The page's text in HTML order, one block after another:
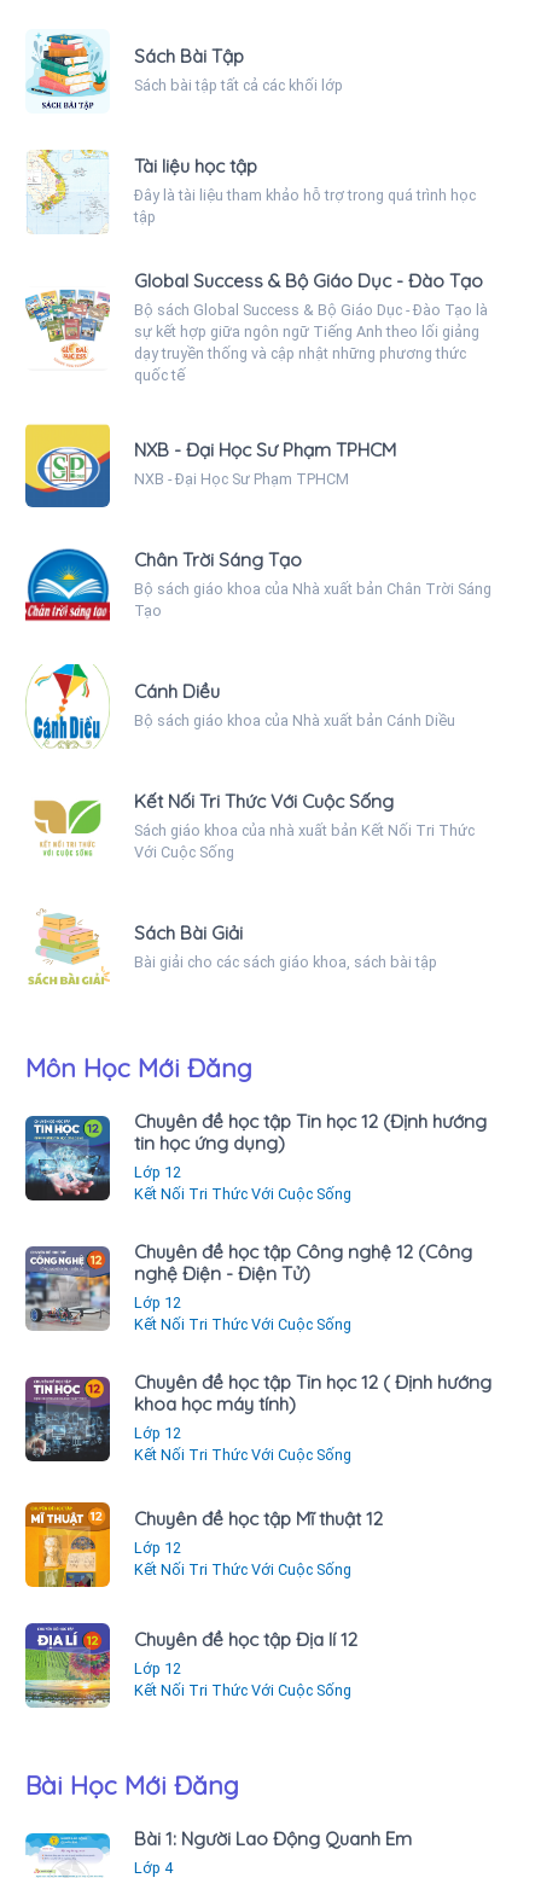
Sách Bài Tập
Sách bài tập tất cả các khối lớp
Tài liệu học tập
Đây là tài liệu tham khảo hỗ trợ trong quá trình học
tập
Global Success & Bộ Giáo Dục - Đào Tạo
Bộ sách Global Success & Bộ Giáo Dục - Đào Tạo là
sự kết hợp giữa ngôn ngữ Tiếng Anh theo lối giảng
dạy truyền thống và cập nhật những phương thức
quốc tế
NXB - Đại Học Sư Phạm TPHCM
NXB - Đại Học Sư Phạm TPHCM
Chân Trời Sáng Tạo
Bộ sách giáo khoa của Nhà xuất bản Chân Trời Sáng
Tạo
Cánh Diều
Bộ sách giáo khoa của Nhà xuất bản Cánh Diều
Kết Nối Tri Thức Với Cuộc Sống
Sách giáo khoa của nhà xuất bản Kết Nối Tri Thức
Với Cuộc Sống
Sách Bài Giải
Bài giải cho các sách giáo khoa, sách bài tập
Môn Học Mới Đăng
Chuyên đề học tập Tin học 12 (Định hướng
tin học ứng dụng)
Lớp 12
Kết Nối Tri Thức Với Cuộc Sống
Chuyên đề học tập Công nghệ 12 (Công
nghệ Điện - Điện Tử)
Lớp 12
Kết Nối Tri Thức Với Cuộc Sống
Chuyên đề học tập Tin học 12 ( Định hướng
khoa học máy tính)
Lớp 12
Kết Nối Tri Thức Với Cuộc Sống
Chuyên đề học tập Mĩ thuật 12
Lớp 12
Kết Nối Tri Thức Với Cuộc Sống
Chuyên đề học tập Địa lí 12
Lớp 12
Kết Nối Tri Thức Với Cuộc Sống
Bài Học Mới Đăng
Bài 1: Người Lao Động Quanh Em
Lớp 4